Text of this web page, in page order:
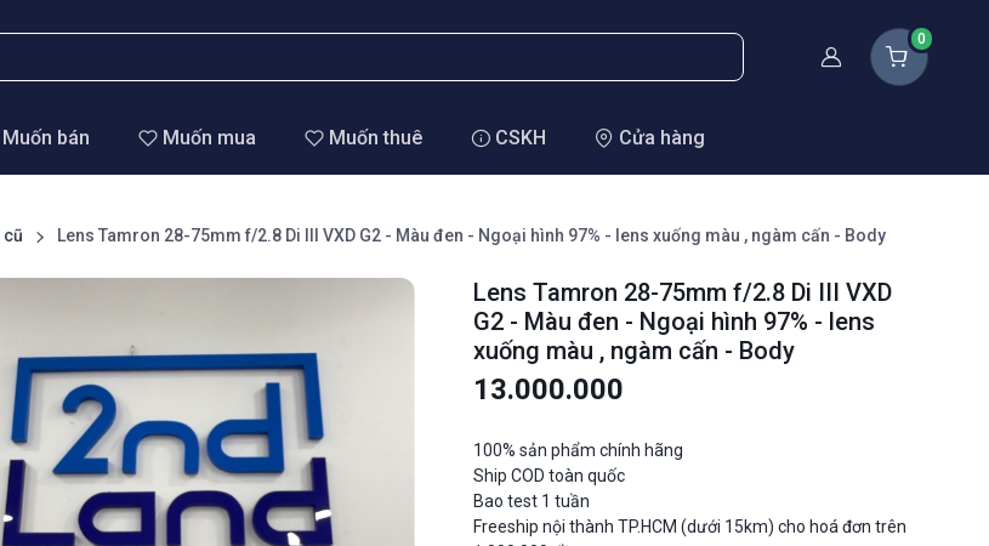
Thành viên
0
Muốn bán Muốn mua Muốn thuê CSKH Cửa hàng
cũ Lens Tamron 28-75mm f/2.8 Di III VXD G2 - Màu đen - Ngoại hình 97% - lens xuống màu , ngàm cấn - Body
Lens Tamron 28-75mm f/2.8 Di III VXD
G2 - Màu đen - Ngoại hình 97% - lens
xuống màu , ngàm cấn - Body
13.000.000
100% sản phẩm chính hãng
Ship COD toàn quốc
Bao test 1 tuần
Freeship nội thành TP.HCM (dưới 15km) cho hoá đơn trên